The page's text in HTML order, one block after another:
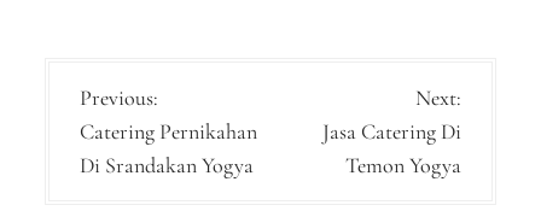
P
o
s
Previous:
Catering Pernikahan
Di Srandakan Yogya
Next:
Jasa Catering Di
Temon Yogya